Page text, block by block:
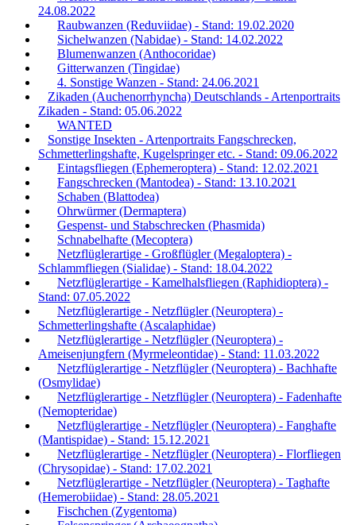
24.08.2022
Raubwanzen (Reduviidae) - Stand: 19.02.2020
Sichelwanzen (Nabidae) - Stand: 14.02.2022
Blumenwanzen (Anthocoridae)
Gitterwanzen (Tingidae)
4. Sonstige Wanzen - Stand: 24.06.2021
Zikaden (Auchenorrhyncha) Deutschlands - Artenportraits
Zikaden - Stand: 05.06.2022
WANTED
Sonstige Insekten - Artenportraits Fangschrecken,
Schmetterlingshafte, Kugelspringer etc. - Stand: 09.06.2022
Eintagsfliegen (Ephemeroptera) - Stand: 12.02.2021
Fangschrecken (Mantodea) - Stand: 13.10.2021
Schaben (Blattodea)
Ohrwürmer (Dermaptera)
Gespenst- und Stabschrecken (Phasmida)
Schnabelhafte (Mecoptera)
Netzflüglerartige - Großflügler (Megaloptera) -
Schlammfliegen (Sialidae) - Stand: 18.04.2022
Netzflüglerartige - Kamelhalsfliegen (Raphidioptera) -
Stand: 07.05.2022
Netzflüglerartige - Netzflügler (Neuroptera) -
Schmetterlingshafte (Ascalaphidae)
Netzflüglerartige - Netzflügler (Neuroptera) -
Ameisenjungfern (Myrmeleontidae) - Stand: 11.03.2022
Netzflüglerartige - Netzflügler (Neuroptera) - Bachhafte
(Osmylidae)
Netzflüglerartige - Netzflügler (Neuroptera) - Fadenhafte
(Nemopteridae)
Netzflüglerartige - Netzflügler (Neuroptera) - Fanghafte
(Mantispidae) - Stand: 15.12.2021
Netzflüglerartige - Netzflügler (Neuroptera) - Florfliegen
(Chrysopidae) - Stand: 17.02.2021
Netzflüglerartige - Netzflügler (Neuroptera) - Taghafte
(Hemerobiidae) - Stand: 28.05.2021
Fischchen (Zygentoma)